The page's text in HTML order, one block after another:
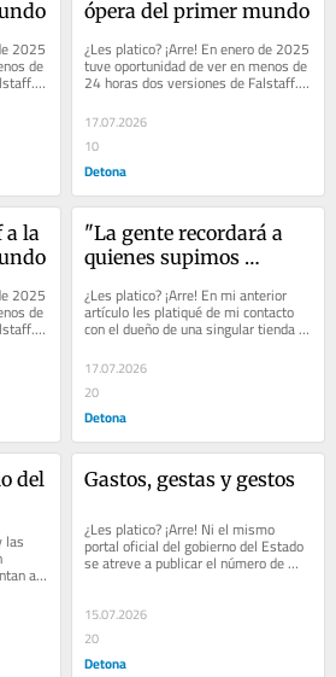
2025
de
ópera del primer mundo
¿Les platico? ¡Arre! En enero de 2025
tuve oportunidad de ver en menos de
24 horas dos versiones de Falstaff.
17.07.2026
10
Detona
a la
2025
de
"La gente recordará a
quienes supimos
¿Les platico? ¡Arre! En mi anterior
artículo les platiqué de mi contacto
con el dueño de una singular tienda
en Estambul, Turquía, al lado del...
17.07.2026
20
Detona
del
las
a
Gastos, gestas y gestos
¿Les platico? ¡Arre! Ni el mismo
portal oficial del gobierno del Estado
se atreve a publicar el número de
burócratas que desangran al erario,...
15.07.2026
20
Detona